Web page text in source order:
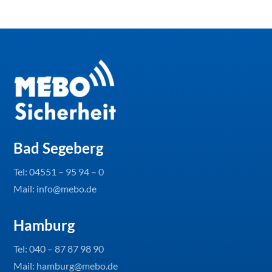
Bad Segeberg
Tel:04551 – 95 94 – 0
Mail: info@mebo.de
Hamburg
Tel:040 – 87 87 98 90
Mail: hamburg@mebo.de